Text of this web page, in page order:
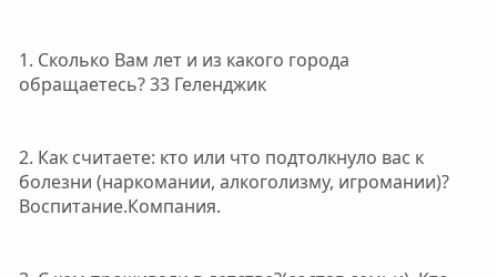
1. Сколько Вам лет и из какого города
обращаетесь? 33 Геленджик
2. Как считаете: кто или что подтолкнуло вас к
болезни (наркомании, алкоголизму, игромании)?
Воспитание.Компания.